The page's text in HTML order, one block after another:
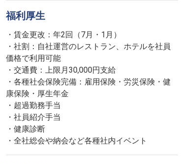
福利厚生
・賃金更改：年2回（7月・1月）
・社割：自社運営のレストラン、ホテルを社員
価格で利用可能
・交通費：上限月30,000円支給
・各種社会保険完備：雇用保険・労災保険・健
康保険・厚生年金
・超過勤務手当
・社員紹介手当
・健康診断
・全社総会や納会など各種社内イベント